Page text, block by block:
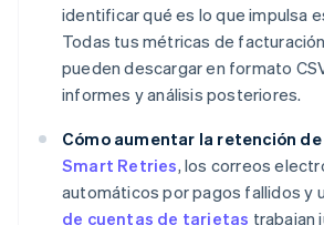
identificar qué es lo que impulsa
Todas tus métricas de
pueden descargar en formato
informes y análisis posteriores.
Cómo aumentar la retención
Smart Retries, los correos
automáticos por pagos fallidos y
de cuentas de tarjetas trabajan